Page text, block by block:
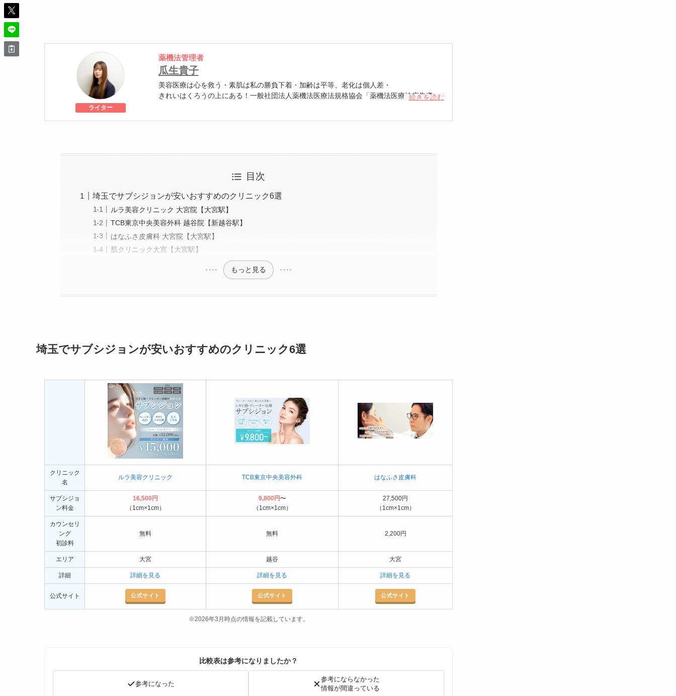
ライター
薬機法管理者
瓜生貴子
美容医療は心を救う・素肌は私の勝負下着・加齢は平等、老化は個人差・
きれいはくろうの上にある！一般社団法人薬機法医療法規格協会「薬機法医療法広告遵守
続きを読む
目次
埼玉でサブシジョンが安いおすすめのクリニック6選
ルラ美容クリニック 大宮院【大宮駅】
TCB東京中央美容外科 越谷院【新越谷駅】
はなふさ皮膚科 大宮院【大宮駅】
肌クリニック大宮【大宮駅】
もっと見る
埼玉でサブシジョンが安いおすすめのクリニック6選
クリニック
名
ルラ美容クリニック TCB東京中央美容外科 はなふさ皮膚科
サブシジョ
ン料金
16,500円
（1cm×1cm）
9,800円〜
（1cm×1cm）
27,500円
（1cm×1cm）
カウンセリ
ング
初診料
無料 無料 2,200円
エリア 大宮 越谷 大宮
詳細 詳細を見る 詳細を見る 詳細を見る
公式サイト 公式サイト 公式サイト 公式サイト
※2026年3月時点の情報を記載しています。
比較表は参考になりましたか？
参考になった
参考にならなかった
情報が間違っている